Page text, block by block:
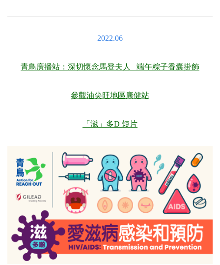
2022.06
青鳥廣播站：深切懷念馬登夫人 端午粽子香囊掛飾
參觀油尖旺地區康健站
「滋」多D 短片